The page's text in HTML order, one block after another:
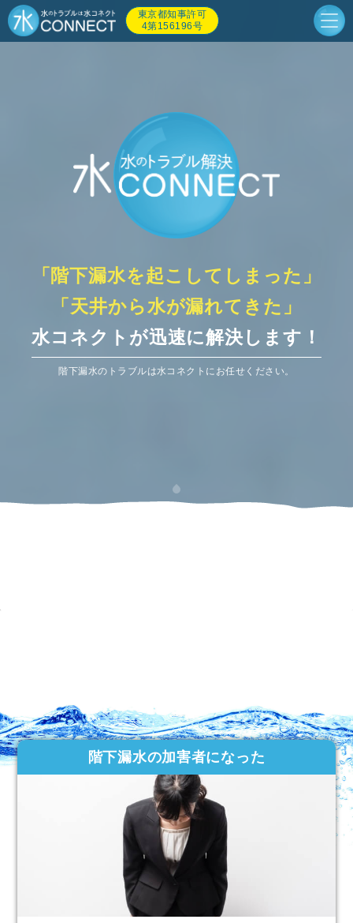
東京都知事許可
4第156196号
「階下漏水を起こしてしまった」
「天井から水が漏れてきた」
水コネクトが迅速に解決します！
階下漏水のトラブルは水コネクトにお任せください。
階下漏水の加害者になった